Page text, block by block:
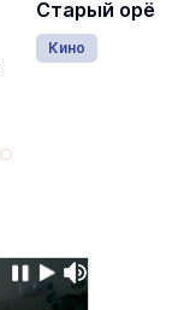
Старый орёл
Кино